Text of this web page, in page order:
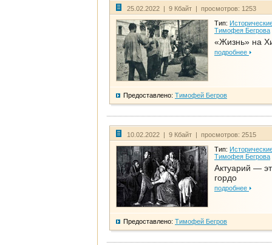
25.02.2022 | 9 Кбайт | просмотров: 1253
Тип:
Тимофея Бегрова
«Жизнь» на
подробнее
Предоставлено: Тимофей Бегров
10.02.2022 | 9 Кбайт | просмотров: 2515
Тип:
Тимофея Бегрова
Актуарий —
гордо
подробнее
Предоставлено: Тимофей Бегров